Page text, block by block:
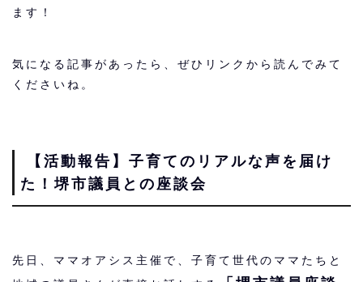
ます！
気になる記事があったら、ぜひリンクから読んでみて
くださいね。
【活動報告】子育てのリアルな声を届け
た！堺市議員との座談会
先日、ママオアシス主催で、子育て世代のママたちと